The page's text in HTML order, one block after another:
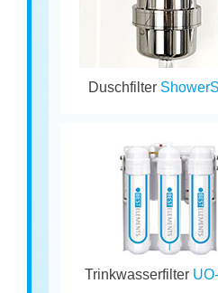
Duschfilter
Trinkwasserfilter